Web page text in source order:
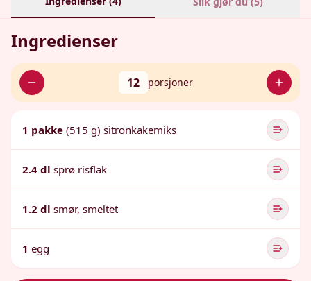
Ingredienser
12 porsjoner
1 pakke (515 g) sitronkakemiks
2.4 dl sprø risflak
1.2 dl smør, smeltet
1 egg